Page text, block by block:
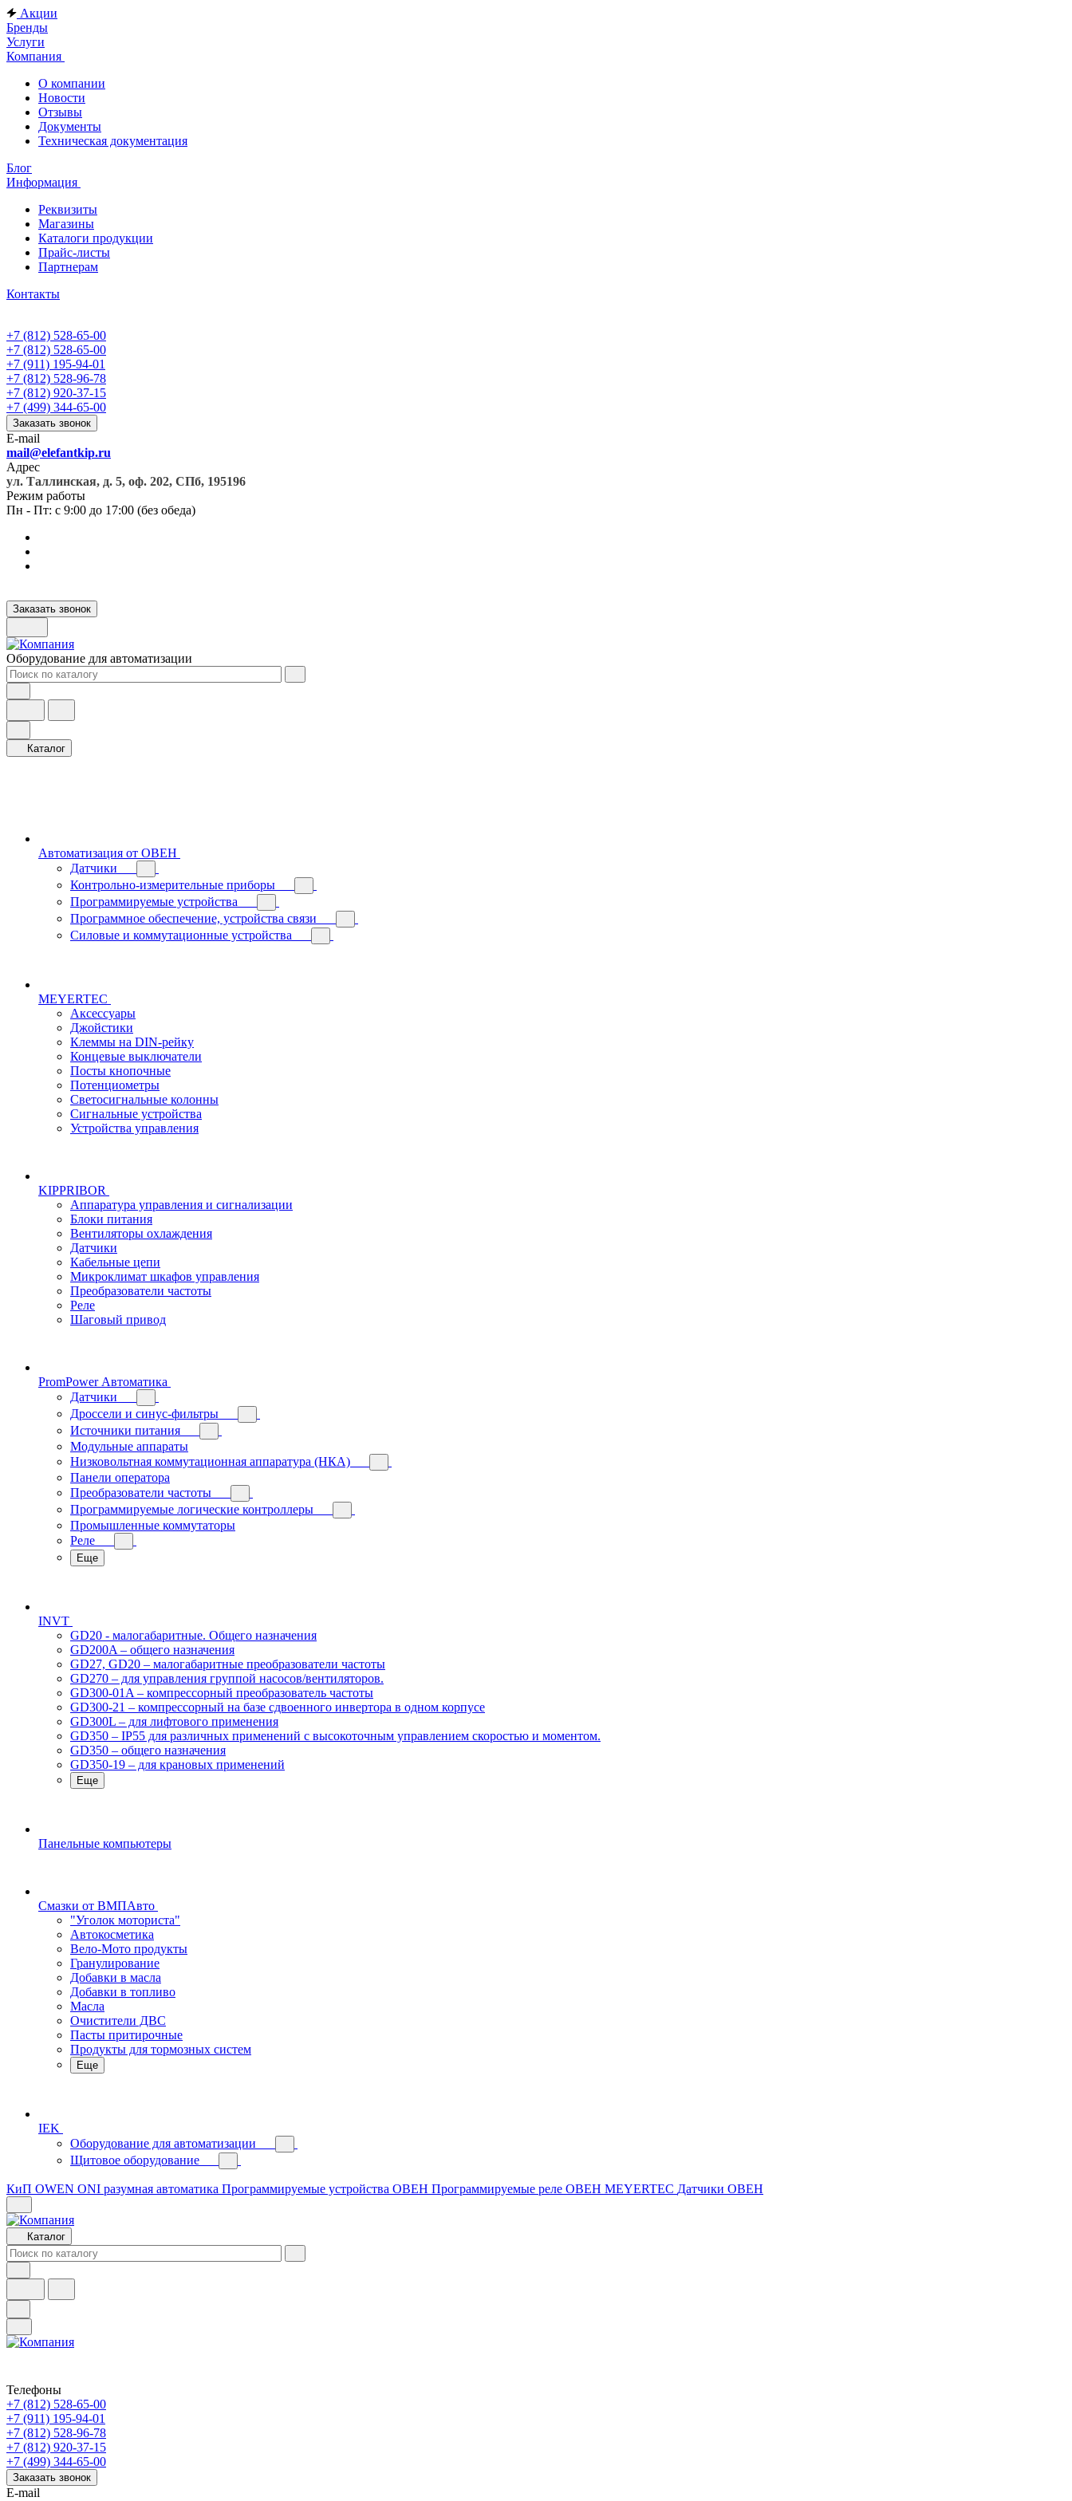
Акции
Бренды
Услуги
Компания
О компании
Новости
Отзывы
Документы
Техническая документация
Блог
Информация
Реквизиты
Магазины
Каталоги продукции
Прайс-листы
Партнерам
Контакты
+7 (812) 528-65-00
+7 (812) 528-65-00
+7 (911) 195-94-01
+7 (812) 528-96-78
+7 (812) 920-37-15
+7 (499) 344-65-00
Заказать звонок
E-mail
mail@elefantkip.ru
Адрес
ул. Таллинская, д. 5, оф. 202, СПб, 195196
Режим работы
Пн - Пт: с 9:00 до 17:00 (без обеда)
Заказать звонок
Оборудование для автоматизации
Каталог
Автоматизация от ОВЕН
Датчики
Контрольно-измерительные приборы
Программируемые устройства
Программное обеспечение, устройства связи
Силовые и коммутационные устройства
MEYERTEC
Аксессуары
Джойстики
Клеммы на DIN-рейку
Концевые выключатели
Посты кнопочные
Потенциометры
Светосигнальные колонны
Сигнальные устройства
Устройства управления
KIPPRIBOR
Аппаратура управления и сигнализации
Блоки питания
Вентиляторы охлаждения
Датчики
Кабельные цепи
Микроклимат шкафов управления
Преобразователи частоты
Реле
Шаговый привод
PromPower Автоматика
Датчики
Дроссели и синус-фильтры
Источники питания
Модульные аппараты
Низковольтная коммутационная аппаратура (НКА)
Панели оператора
Преобразователи частоты
Программируемые логические контроллеры
Промышленные коммутаторы
Реле
Еще
INVT
GD20 - малогабаритные. Общего назначения
GD200A – общего назначения
GD27, GD20 – малогабаритные преобразователи частоты
GD270 – для управления группой насосов/вентиляторов.
GD300-01A – компрессорный преобразователь частоты
GD300-21 – компрессорный на базе сдвоенного инвертора в одном корпусе
GD300L – для лифтового применения
GD350 – IP55 для различных применений с высокоточным управлением скоростью и моментом.
GD350 – общего назначения
GD350-19 – для крановых применений
Еще
Панельные компьютеры
Смазки от ВМПАвто
"Уголок моториста"
Автокосметика
Вело-Мото продукты
Гранулирование
Добавки в масла
Добавки в топливо
Масла
Очистители ДВС
Пасты притирочные
Продукты для тормозных систем
Еще
IEK
Оборудование для автоматизации
Щитовое оборудование
КиП OWEN ONI разумная автоматика Программируемые устройства ОВЕН Программируемые реле ОВЕН MEYERTEC Датчики ОВЕН
Каталог
Телефоны
+7 (812) 528-65-00
+7 (911) 195-94-01
+7 (812) 528-96-78
+7 (812) 920-37-15
+7 (499) 344-65-00
Заказать звонок
E-mail